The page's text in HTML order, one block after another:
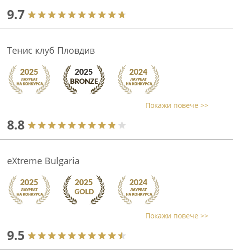
9.7
Тенис клуб Пловдив
Покажи повече >>
8.8
eXtreme Bulgaria
Покажи повече >>
9.5